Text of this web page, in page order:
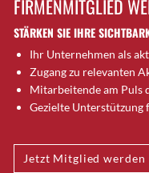
Brugg AG
Brütten
Bubendorf
Bubikon
Buchs (SG)
Bäretswil
Bülach
FIRMENMITGLIED
STÄRKEN SIE IHRE
Ihr Unternehmen als
Zugang zu relevanten
Mitarbeitende am Puls
Gezielte Unterstützung
Jetzt Mitglied werden